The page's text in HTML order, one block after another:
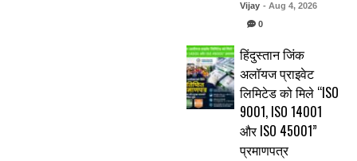
Vijay - Aug 4, 2026
0
हिंदुस्तान जिंक
अलॉयज प्राइवेट
लिमिटेड को मिले “ISO
9001, ISO 14001
और ISO 45001”
प्रमाणपत्र